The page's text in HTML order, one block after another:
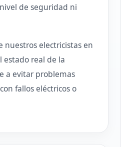
de seguridad ni
nuestros electricistas en
estado real de la
a evitar problemas
fallos eléctricos o